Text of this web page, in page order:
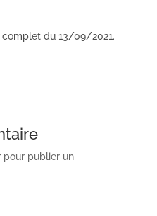
complet du 13/09/2021.
pour publier un